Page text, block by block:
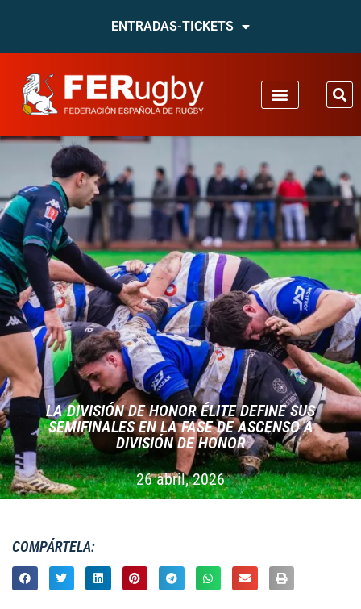
ENTRADAS-TICKETS
LA DIVISIÓN DE HONOR ÉLITE DEFINE SUS
SEMIFINALES EN LA FASE DE ASCENSO A
DIVISIÓN DE HONOR
26 abril, 2026
COMPÁRTELA: